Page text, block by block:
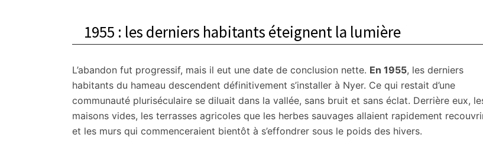
1955 : les derniers habitants éteignent la lumière
L’abandon fut progressif, mais il eut une date de conclusion nette. En 1955, les derniers
habitants du hameau descendent définitivement s’installer à Nyer. Ce qui restait d’une
communauté pluriséculaire se diluait dans la vallée, sans bruit et sans éclat. Derrière eux,
maisons vides, les terrasses agricoles que les herbes sauvages allaient rapidement
et les murs qui commenceraient bientôt à s’effondrer sous le poids des hivers.